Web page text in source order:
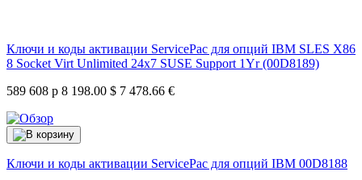
Ключи и коды активации ServicePac для опций IBM SLES X86
8 Socket Virt Unlimited 24x7 SUSE Support 1Yr (00D8189)
589 608 р 8 198.00 $ 7 478.66 €
Ключи и коды активации ServicePac для опций IBM 00D8188